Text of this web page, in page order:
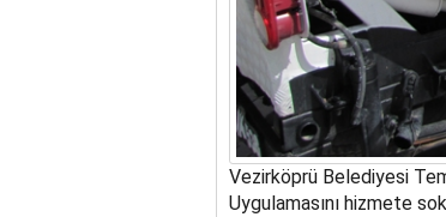
Vezirköprü Belediyesi
Uygulamasını hizmete